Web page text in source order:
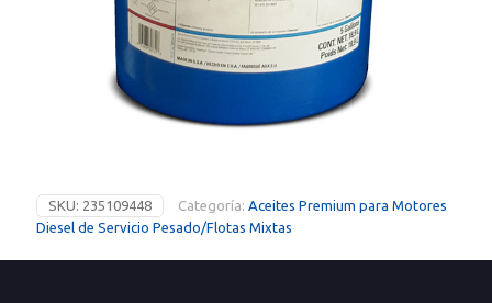
SKU: 235109448 Categoría: Aceites Premium para Motores
Diesel de Servicio Pesado/Flotas Mixtas